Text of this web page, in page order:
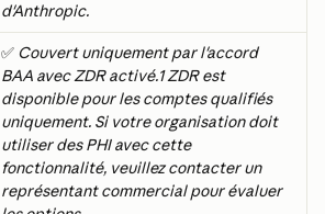
d'Anthropic.
✅ Couvert uniquement par l'accord
BAA avec ZDR activé.1 ZDR est
disponible pour les comptes qualifiés
uniquement. Si votre organisation doit
utiliser des PHI avec cette
fonctionnalité, veuillez contacter un
représentant commercial pour évaluer